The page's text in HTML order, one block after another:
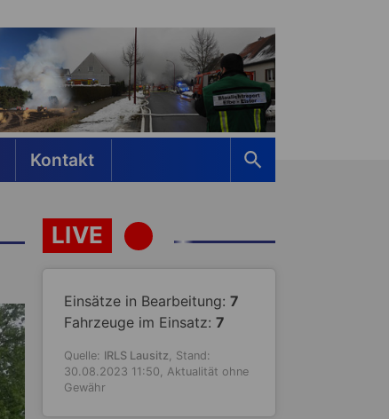
Kontakt
LIVE
Einsätze in Bearbeitung: 7
Fahrzeuge im Einsatz: 7
Quelle: IRLS Lausitz, Stand:
30.08.2023 11:50, Aktualität ohne
Gewähr